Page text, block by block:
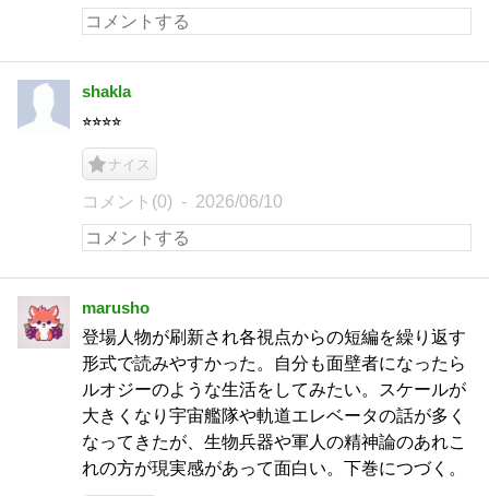
shakla
⭐︎⭐︎⭐︎⭐︎
ナイス
コメント(0) 2026/06/10
marusho
登場人物が刷新され各視点からの短編を繰り返す
形式で読みやすかった。自分も面壁者になったら
ルオジーのような生活をしてみたい。スケールが
大きくなり宇宙艦隊や軌道エレベータの話が多く
なってきたが、生物兵器や軍人の精神論のあれこ
れの方が現実感があって面白い。下巻につづく。